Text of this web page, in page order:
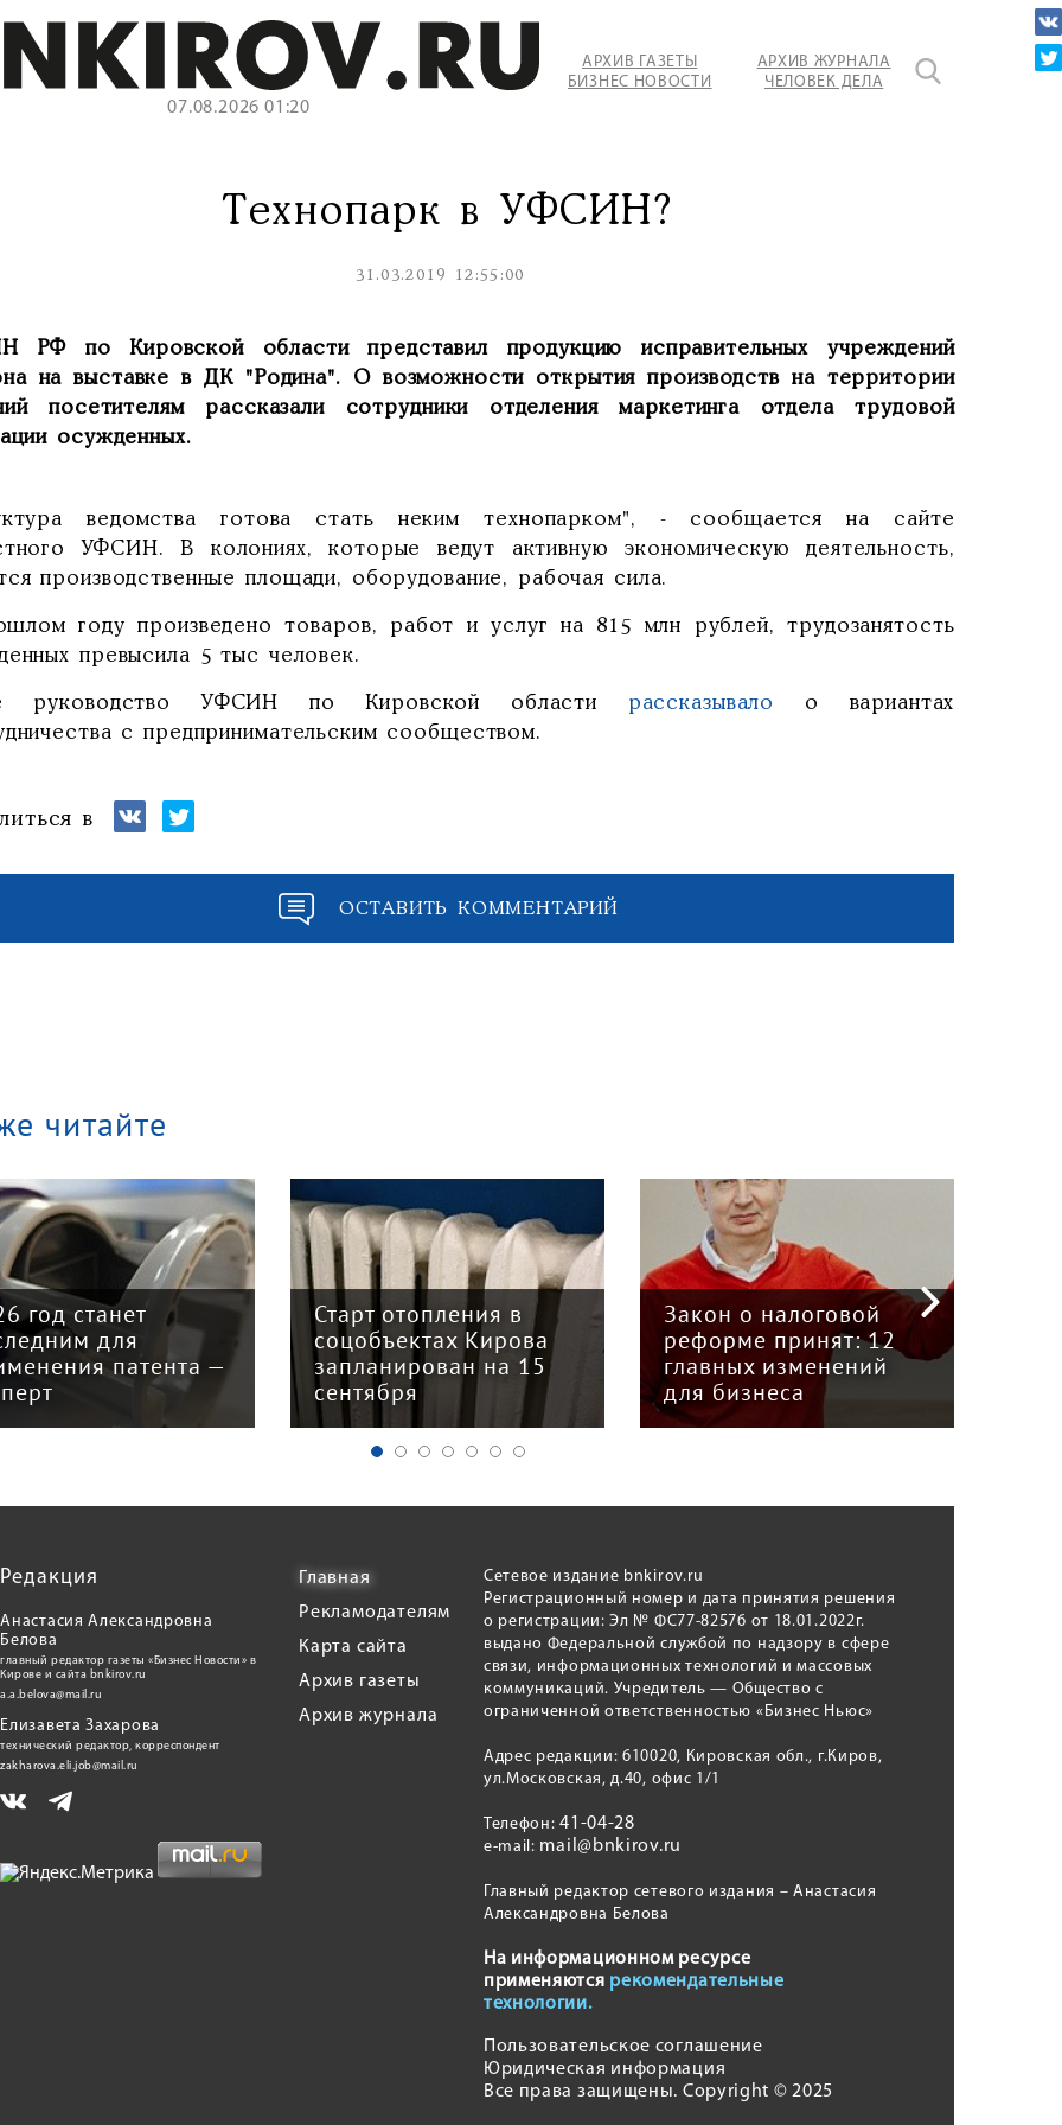
07.08.2026 01:20
АРХИВ ГАЗЕТЫ
БИЗНЕС НОВОСТИ
АРХИВ ЖУРНАЛА
ЧЕЛОВЕК ДЕЛА
Технопарк в УФСИН?
31.03.2019 12:55:00
РФ по Кировской области представил продукцию исправительных учреждений
на выставке в ДК "Родина". О возможности открытия производств на территории
посетителям рассказали сотрудники отделения маркетинга отдела трудовой
осужденных.
ведомства готова стать неким технопарком", - сообщается на сайте
УФСИН. В колониях, которые ведут активную экономическую деятельность,
производственные площади, оборудование, рабочая сила.
году произведено товаров, работ и услуг на 815 млн рублей, трудозанятость
превысила 5 тыс человек.
руководство УФСИН по Кировской области рассказывало о вариантах
с предпринимательским сообществом.
в
ОСТАВИТЬ КОММЕНТАРИЙ
читайте
год станет
для
патента —
Старт отопления в
соцобъектах Кирова
запланирован на 15
сентября
Закон о налоговой
реформе принят: 12
главных изменений
для бизнеса
Редакция
Анастасия Александровна
Белова
главный редактор газеты «Бизнес Новости» в
Кирове и сайта bnkirov.ru
a.a.belova@mail.ru
Елизавета Захарова
технический редактор, корреспондент
zakharova.eli.job@mail.ru
Главная
Рекламодателям
Карта сайта
Архив газеты
Архив журнала
Сетевое издание bnkirov.ru
Регистрационный номер и дата принятия решения
о регистрации: Эл № ФС77-82576 от 18.01.2022г.
выдано Федеральной службой по надзору в сфере
связи, информационных технологий и массовых
коммуникаций. Учредитель — Общество с
ограниченной ответственностью «Бизнес Ньюс»
Адрес редакции: 610020, Кировская обл., г.Киров,
ул.Московская, д.40, офис 1/1
Телефон:41-04-28
e-mail: mail@bnkirov.ru
Главный редактор сетевого издания – Анастасия
Александровна Белова
На информационном ресурсе
применяются рекомендательные
технологии.
Пользовательское соглашение
Юридическая информация
Все права защищены. Copyright © 2025